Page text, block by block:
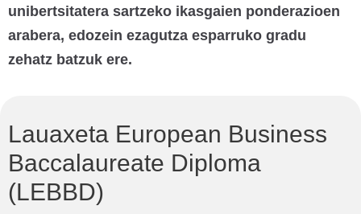
unibertsitatera sartzeko ikasgaien ponderazioen
arabera, edozein ezagutza esparruko gradu
zehatz batzuk ere.
Lauaxeta European Business
Baccalaureate Diploma
(LEBBD)